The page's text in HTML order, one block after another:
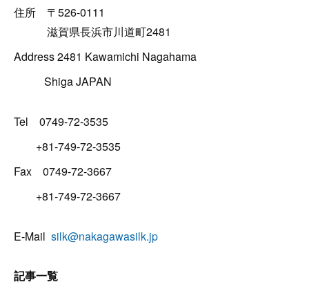
住所 〒526-0111
滋賀県長浜市川道町2481
Address 2481 Kawamichi Nagahama
Shiga JAPAN
Tel 0749-72-3535
+81-749-72-3535
Fax 0749-72-3667
+81-749-72-3667
E-Mail silk@nakagawasilk.jp
記事一覧